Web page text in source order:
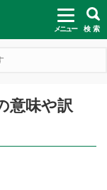
メニュー 検 索
意味や訳